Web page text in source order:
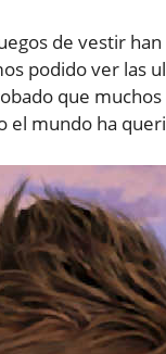
de vestir
podido ver las
que
el mundo ha